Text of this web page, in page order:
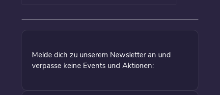
Melde dich zu unserem Newsletter an und
verpasse keine Events und Aktionen: